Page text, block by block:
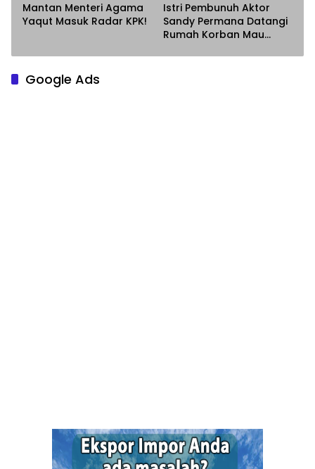
Mantan Menteri Agama
Yaqut Masuk Radar KPK!
Istri Pembunuh Aktor
Sandy Permana Datangi
Rumah Korban Mau
Google Ads